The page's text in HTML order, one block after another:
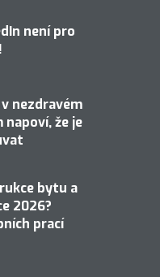
není pro
nezdravém
že je
bytu a
2026?
prací